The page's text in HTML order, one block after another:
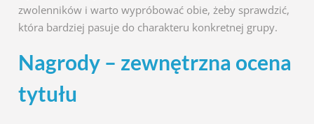
zwolenników i warto wypróbować obie, żeby sprawdzić,
która bardziej pasuje do charakteru konkretnej grupy.
Nagrody – zewnętrzna ocena
tytułu